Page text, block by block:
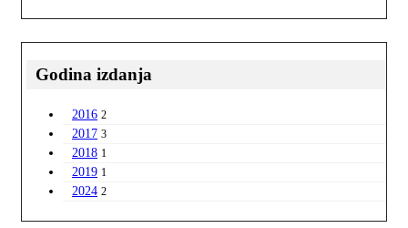
Godina izdanja
2016 2
2017 3
2018 1
2019 1
2024 2